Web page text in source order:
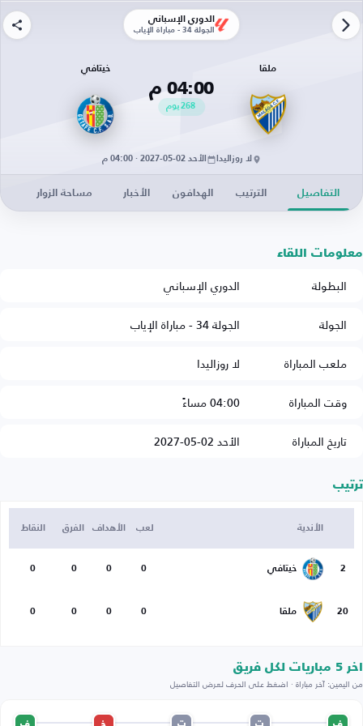
الدوري الإسباني
الجولة 34 - مباراة الإياب
ملقا
04:00 م
268يوم
خيتافي
لا روزاليدا الأحد 02-05-2027 · 04:00 م
التفاصيل الترتيب الهدافون الأخبار مساحة الزوار
معلومات اللقاء
البطولة
الدوري الإسباني
الجولة
الجولة 34 - مباراة الإياب
ملعب المباراة
لا روزاليدا
وقت المباراة
04:00 مساءً
تاريخ المباراة
الأحد 02-05-2027
ترتيب
الأندية لعب الأهداف الفرق النقاط
2 خيتافي 0
0
0
0
20 ملقا 0
0
0
0
اخر 5 مباريات لكل فريق
من اليمين: آخر مباراة · اضغط على الحرف لعرض التفاصيل